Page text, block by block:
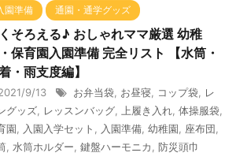
園準備 通園・通学グッズ
そろえる♪ おしゃれママ厳選 幼稚
保育園入園準備 完全リスト 【水筒・
・雨支度編】
9/13 お弁当袋 お昼寝 コップ袋
レ
グッズ
レッスンバッグ 上履き入れ 体操服袋
園
入園入学セット 入園準備 幼稚園 座布団
水筒ホルダー 鍵盤ハーモニカ 防災頭巾